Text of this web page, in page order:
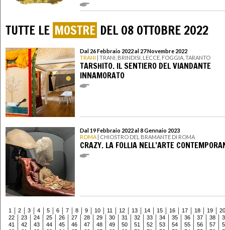
TUTTE LE MOSTRE DEL 08 OTTOBRE 2022
Dal 26 Febbraio 2022 al 27 Novembre 2022
TRANI | TRANI, BRINDISI, LECCE, FOGGIA, TARANTO
TARSHITO. IL SENTIERO DEL VIANDANTE
INNAMORATO
Dal 19 Febbraio 2022 al 8 Gennaio 2023
ROMA | CHIOSTRO DEL BRAMANTE DI ROMA
CRAZY. LA FOLLIA NELL’ARTE
1 2 3 4 5 6 7 8 9 10 11 12 13 14 15 16 17 18 19
20
22
23 24 25 26 27 28 29 30 31 32 33 34 35 36 37 38
41
42 43 44 45 46 47 48 49 50 51 52 53 54 55 56 57